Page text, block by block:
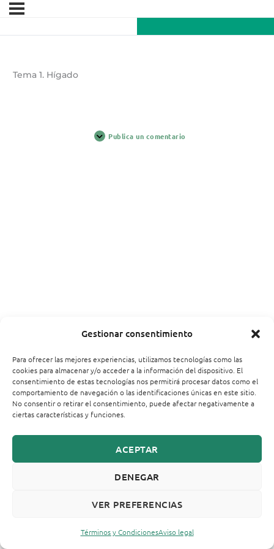
Gestionar consentimiento
Para ofrecer las mejores experiencias, utilizamos tecnologías como las
cookies para almacenar y/o acceder a la información del dispositivo. El
consentimiento de estas tecnologías nos permitirá procesar datos como el
comportamiento de navegación o las identificaciones únicas en este sitio.
No consentir o retirar el consentimiento, puede afectar negativamente a
ciertas características y funciones.
ACEPTAR
DENEGAR
VER PREFERENCIAS
Términos y CondicionesAviso legal
Tema 1. Hígado
Publica un comentario